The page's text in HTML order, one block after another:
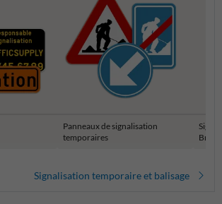
Panneaux de signalisation
temporaires
Signalisation temporaire et balisage